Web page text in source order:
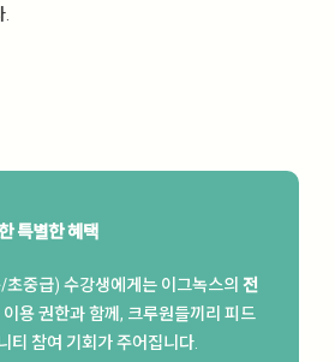
특별한 혜택
중급) 수강생에게는 이그녹스의 전
용 권한과 함께, 크루원들끼리 피드
티 참여 기회가 주어집니다.